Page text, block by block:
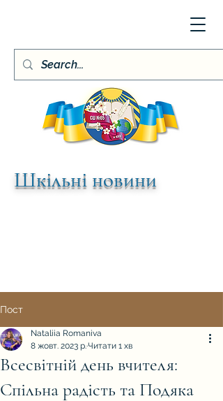
Шкільні новини
Пост
Всесвітній день вчителя:
Спільна радість та Подяка
Nataliia Romaniva
8 жовт. 2023 р.Читати 1 хв